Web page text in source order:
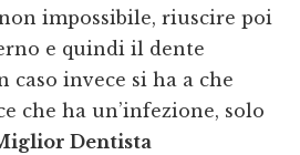
impossibile, riuscire poi
e quindi il dente
caso invece si ha a che
che ha un’infezione, solo
Dentista